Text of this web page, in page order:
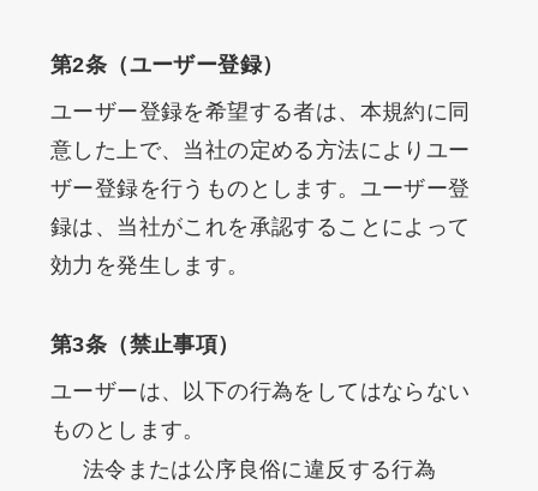
第2条（ユーザー登録）
ユーザー登録を希望する者は、本規約に同
意した上で、当社の定める方法によりユー
ザー登録を行うものとします。ユーザー登
録は、当社がこれを承認することによって
効力を発生します。
第3条（禁止事項）
ユーザーは、以下の行為をしてはならない
ものとします。
法令または公序良俗に違反する行為